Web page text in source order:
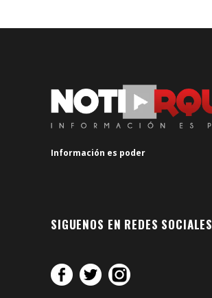
Información es poder
SIGUENOS EN REDES SOCIALES